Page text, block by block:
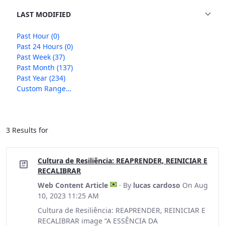
LAST MODIFIED
Past Hour (0)
Past 24 Hours (0)
Past Week (37)
Past Month (137)
Past Year (234)
Custom Range…
3 Results for
Cultura de Resiliência: REAPRENDER, REINICIAR E
RECALIBRAR
Web Content Article
· By lucas cardoso On Aug
10, 2023 11:25 AM
Cultura de Resiliência: REAPRENDER, REINICIAR E
RECALIBRAR image “A ESSÊNCIA DA